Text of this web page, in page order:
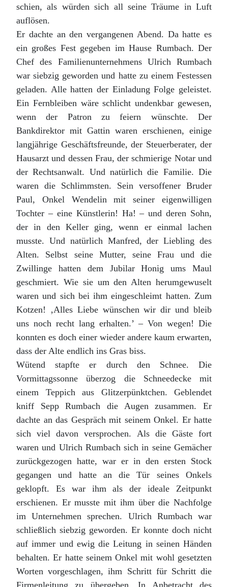
schien, als würden sich all seine Träume in Luft
auflösen.
Er dachte an den vergangenen Abend. Da hatte es
ein großes Fest gegeben im Hause Rumbach. Der
Chef des Familienunternehmens Ulrich Rumbach
war siebzig geworden und hatte zu einem Festessen
geladen. Alle hatten der Einladung Folge geleistet.
Ein Fernbleiben wäre schlicht undenkbar gewesen,
wenn der Patron zu feiern wünschte. Der
Bankdirektor mit Gattin waren erschienen, einige
langjährige Geschäftsfreunde, der Steuerberater, der
Hausarzt und dessen Frau, der schmierige Notar und
der Rechtsanwalt. Und natürlich die Familie. Die
waren die Schlimmsten. Sein versoffener Bruder
Paul, Onkel Wendelin mit seiner eigenwilligen
Tochter – eine Künstlerin! Ha! – und deren Sohn,
der in den Keller ging, wenn er einmal lachen
musste. Und natürlich Manfred, der Liebling des
Alten. Selbst seine Mutter, seine Frau und die
Zwillinge hatten dem Jubilar Honig ums Maul
geschmiert. Wie sie um den Alten herumgewuselt
waren und sich bei ihm eingeschleimt hatten. Zum
Kotzen! ‚Alles Liebe wünschen wir dir und bleib
uns noch recht lang erhalten.’ – Von wegen! Die
konnten es doch einer wieder andere kaum erwarten,
dass der Alte endlich ins Gras biss.
Wütend stapfte er durch den Schnee. Die
Vormittagssonne überzog die Schneedecke mit
einem Teppich aus Glitzerpünktchen. Geblendet
kniff Sepp Rumbach die Augen zusammen. Er
dachte an das Gespräch mit seinem Onkel. Er hatte
sich viel davon versprochen. Als die Gäste fort
waren und Ulrich Rumbach sich in seine Gemächer
zurückgezogen hatte, war er in den ersten Stock
gegangen und hatte an die Tür seines Onkels
geklopft. Es war ihm als der ideale Zeitpunkt
erschienen. Er musste mit ihm über die Nachfolge
im Unternehmen sprechen. Ulrich Rumbach war
schließlich siebzig geworden. Er konnte doch nicht
auf immer und ewig die Leitung in seinen Händen
behalten. Er hatte seinem Onkel mit wohl gesetzten
Worten vorgeschlagen, ihm Schritt für Schritt die